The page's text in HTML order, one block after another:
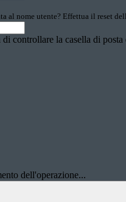
al nome utente? Effettua il reset
controllare la casella di posta
dell'operazione...